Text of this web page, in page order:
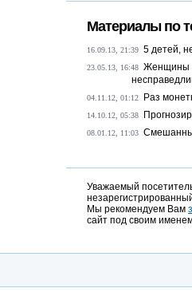
Материалы по
16.09.13, 21:39 5 детей,
23.05.13, 16:48 Женщины
04.11.12, 01:12 Раз
14.10.12, 05:38
08.01.12, 11:03
Уважаемый
Мы рекомендуем Вам
сайт под своим